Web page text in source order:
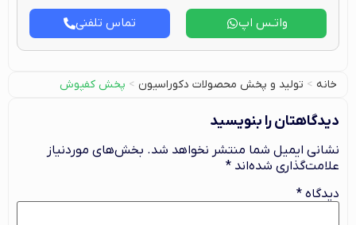
واتـس اپ تماس تلفنی
خانه > تولید و پخش محصولات دکوراسیون > پخش کفپوش
دیدگاهتان را بنویسید
نشانی ایمیل شما منتشر نخواهد شد. بخش‌های موردنیاز
علامت‌گذاری شده‌اند *
دیدگاه *